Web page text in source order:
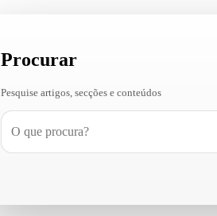
Procurar
Pesquise artigos, secções e conteúdos